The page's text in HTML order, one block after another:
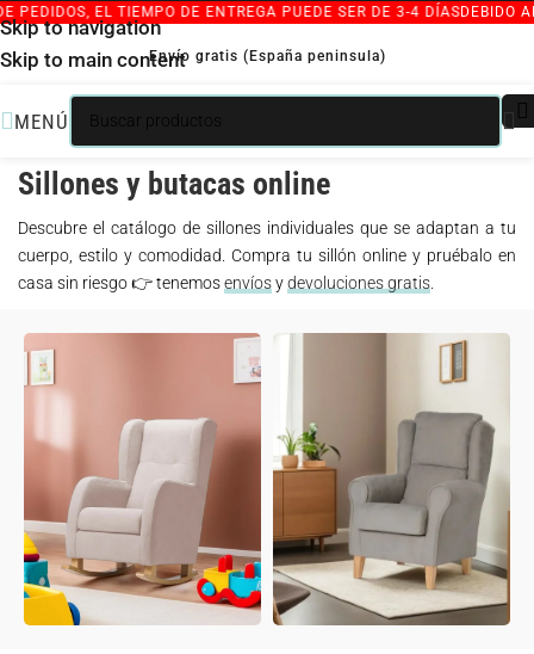
Skip to navigation
Skip to main content
EL TIEMPO DE ENTREGA PUEDE SER DE 3-4 DÍASDEBIDO AL
Envío gratis (España peninsula)
MENÚ
INICIO SILLONES INDIVIDUALES
Sillones y butacas online
Descubre el catálogo de sillones individuales que se adaptan a tu
cuerpo, estilo y comodidad. Compra tu sillón online y pruébalo en
casa sin riesgo 👉 tenemosenvíosydevoluciones gratis.